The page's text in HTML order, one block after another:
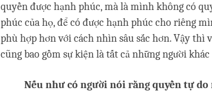
quyền được hạnh phúc, mà là mình không có
phúc của họ, để có được hạnh phúc cho riêng
phù hợp hơn với cách nhìn sâu sắc hơn. Vậy
cũng bao gồm sự kiện là tất cả những người
Nếu như có người nói rằng quyền tự